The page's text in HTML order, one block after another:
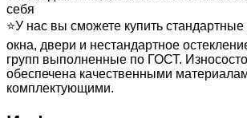
себя
⭐У нас вы сможете купить
окна, двери и нестандартное
групп выполненные по ГОСТ.
обеспечена качественными
комплектующими.